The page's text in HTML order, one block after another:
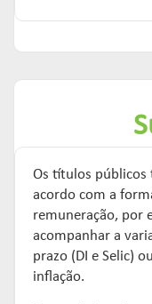
Os títulos públicos
acordo com a
remuneração, por
acompanhar a
prazo (DI e Selic)
inflação.